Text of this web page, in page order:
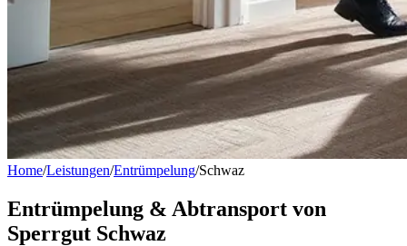
Home/Leistungen/Entrümpelung/Schwaz
Entrümpelung & Abtransport von
Sperrgut Schwaz